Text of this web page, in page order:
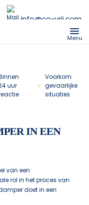
info@co-vrij.com
Menu
uur
Voorkom
gevaarlijke
situaties
IN EEN
van een
rol in het proces van
doet in een